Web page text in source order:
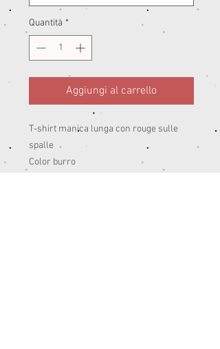
Quantità *
Aggiungi al carrello
T-shirt manica lunga con rouge sulle
spalle
Color burro